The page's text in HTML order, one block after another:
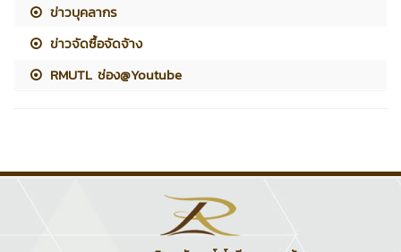
ข่าวบุคลากร
ข่าวจัดซื้อจัดจ้าง
RMUTL ช่อง@Youtube